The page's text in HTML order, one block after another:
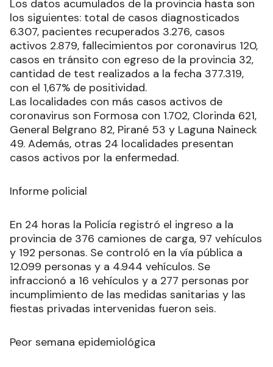
Los datos acumulados de la provincia hasta son
los siguientes: total de casos diagnosticados
6.307, pacientes recuperados 3.276, casos
activos 2.879, fallecimientos por coronavirus 120,
casos en tránsito con egreso de la provincia 32,
cantidad de test realizados a la fecha 377.319,
con el 1,67% de positividad.
Las localidades con más casos activos de
coronavirus son Formosa con 1.702, Clorinda 621,
General Belgrano 82, Pirané 53 y Laguna Naineck
49. Además, otras 24 localidades presentan
casos activos por la enfermedad.
Informe policial
En 24 horas la Policía registró el ingreso a la
provincia de 376 camiones de carga, 97 vehículos
y 192 personas. Se controló en la vía pública a
12.099 personas y a 4.944 vehículos. Se
infraccionó a 16 vehículos y a 277 personas por
incumplimiento de las medidas sanitarias y las
fiestas privadas intervenidas fueron seis.
Peor semana epidemiológica